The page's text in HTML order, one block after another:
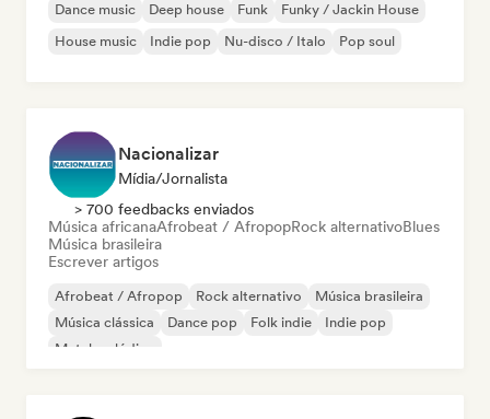
Dance music Deep house Funk
Funky / Jackin House
House music
Indie pop Nu-disco / Italo Pop soul
Nacionalizar
Mídia/Jornalista
> 700 feedbacks enviados
Música africanaAfrobeat / AfropopRock alternativoBlues
Música brasileira
Escrever artigos
Afrobeat / Afropop Rock alternativo
Música brasileira
Música clássica
Dance pop Folk indie
Indie pop
Metal melódico